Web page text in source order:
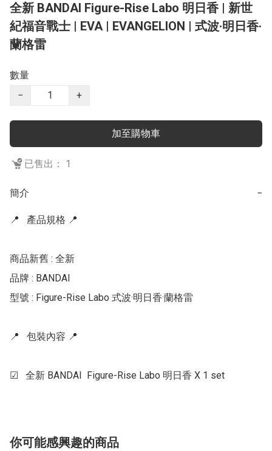
全新 BANDAI Figure-Rise Labo 明日香 | 新世
紀福音戰士 | EVA | EVANGELION | 式波·明日香·
蘭格雷
數量
−
+
加至購物車
已售出： 1
簡介 −
📍   產品規格 📍
商品新舊 : 全新
品牌 : BANDAI
型號 : Figure-Rise Labo 式波·明日香·蘭格雷
📍   包裝內容 📍
☑   全新 BANDAI  Figure-Rise Labo 明日香 X 1 set
你可能感興趣的商品